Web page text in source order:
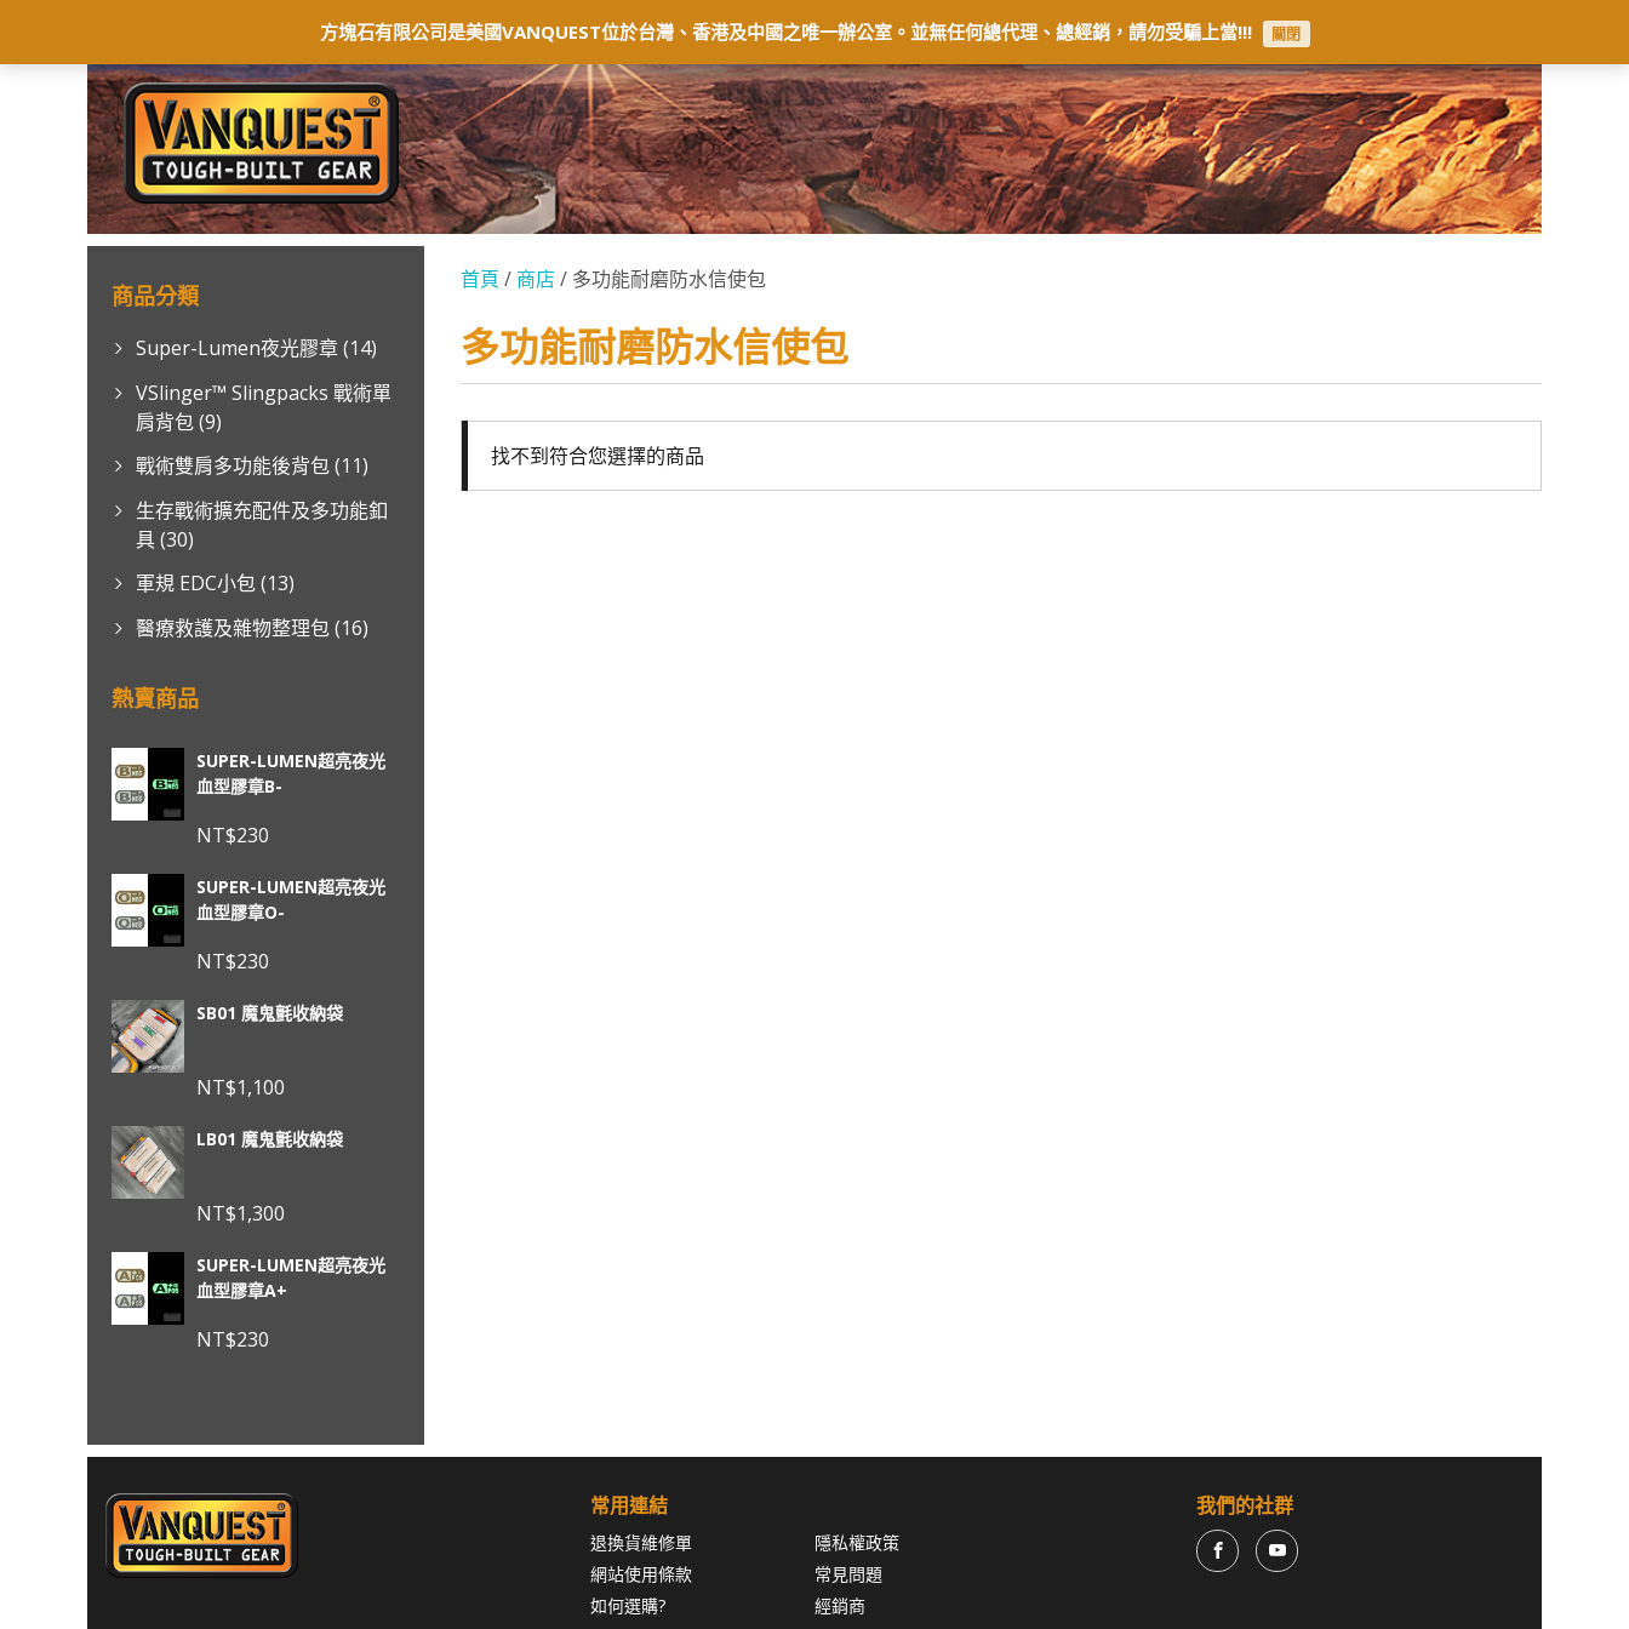
方塊石有限公司是美國VANQUEST位於台灣、香港及中國之唯一辦公室。並無任何總代理、總經銷，請勿受騙上當!!! 關閉
商店 聯絡我們 保固及退貨 常見問題 經銷商 會員中心
商品分類
Super-Lumen夜光膠章(14)
VSlinger™ Slingpacks 戰術單
肩背包(9)
戰術雙肩多功能後背包(11)
生存戰術擴充配件及多功能釦
具(30)
軍規 EDC小包(13)
醫療救護及雜物整理包(16)
熱賣商品
SUPER-LUMEN超亮夜光
血型膠章B-
NT$230
SUPER-LUMEN超亮夜光
血型膠章O-
NT$230
SB01 魔鬼氈收納袋
NT$1,100
LB01 魔鬼氈收納袋
NT$1,300
SUPER-LUMEN超亮夜光
血型膠章A+
NT$230
首頁 / 商店/ 多功能耐磨防水信使包
多功能耐磨防水信使包
找不到符合您選擇的商品
常用連結
退換貨維修單
隱私權政策
網站使用條款
常見問題
如何選購?
經銷商
我們的社群